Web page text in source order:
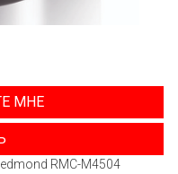
МНЕ
RMC-M4504